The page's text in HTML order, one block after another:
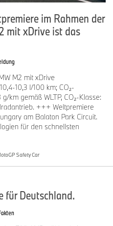
im Rahmen der
mit xDrive ist das
M2 mit xDrive
10,3 l/100 km; CO₂-
km gemäß WLTP, CO₂-Klasse:
+++ Weltpremiere
am Balaton Park Circuit.
für den schnellsten
Safety Car
für Deutschland.